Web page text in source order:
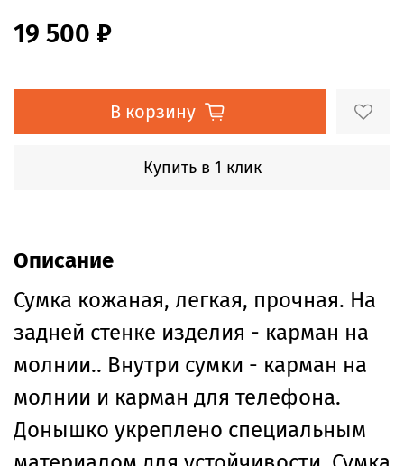
19 500 ₽
В корзину
Купить в 1 клик
Описание
Сумка кожаная, легкая, прочная. На
задней стенке изделия - карман на
молнии.. Внутри сумки - карман на
молнии и карман для телефона.
Донышко укреплено специальным